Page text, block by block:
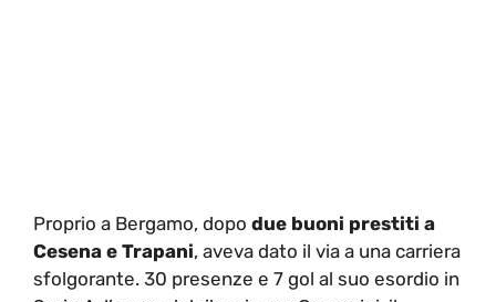
Proprio a Bergamo, dopo due buoni prestiti a
Cesena e Trapani, aveva dato il via a una carriera
sfolgorante. 30 presenze e 7 gol al suo esordio in